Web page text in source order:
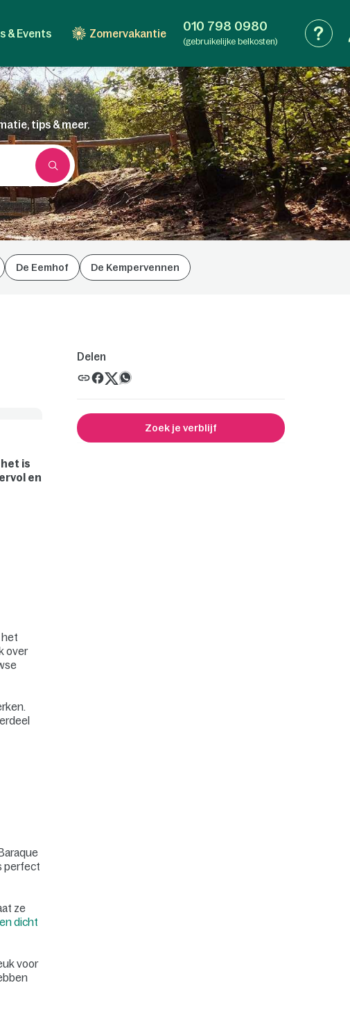
& Events Zomervakantie 010 798 0980
(gebruikelijke belkosten)
tips & meer.
De Eemhof De Kempervennen
is
en
het
over
perfect
ze
dicht
voor
Delen
Zoek je verblijf